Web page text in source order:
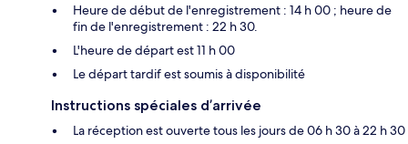
Heure de début de l'enregistrement : 14 h 00 ; heure de
fin de l'enregistrement : 22 h 30.
L'heure de départ est 11 h 00
Le départ tardif est soumis à disponibilité
Instructions spéciales d’arrivée
La réception est ouverte tous les jours de 06 h 30 à 22 h 30